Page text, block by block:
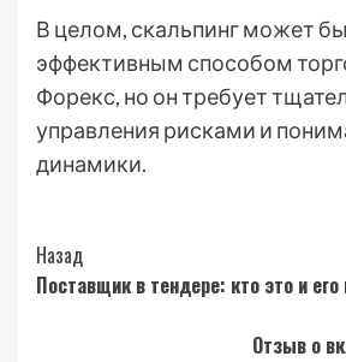
В целом, скальпинг может
эффективным способом
Форекс, но он требует
управления рисками и
динамики.
Post
Navigation
Назад
Поставщик в тендере: кто это и
Отзыв о